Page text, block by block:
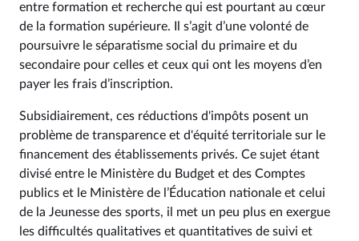
entre formation et recherche qui est pourtant au cœur
de la formation supérieure. Il s’agit d’une volonté de
poursuivre le séparatisme social du primaire et du
secondaire pour celles et ceux qui ont les moyens d’en
payer les frais d’inscription.
Subsidiairement, ces réductions d'impôts posent un
problème de transparence et d'équité territoriale sur le
financement des établissements privés. Ce sujet étant
divisé entre le Ministère du Budget et des Comptes
publics et le Ministère de l’Éducation nationale et celui
de la Jeunesse des sports, il met un peu plus en exergue
les difficultés qualitatives et quantitatives de suivi et